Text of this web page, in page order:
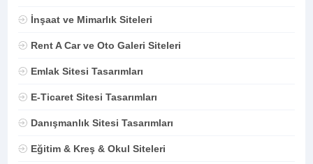
İnşaat ve Mimarlık Siteleri
Rent A Car ve Oto Galeri Siteleri
Emlak Sitesi Tasarımları
E-Ticaret Sitesi Tasarımları
Danışmanlık Sitesi Tasarımları
Eğitim & Kreş & Okul Siteleri